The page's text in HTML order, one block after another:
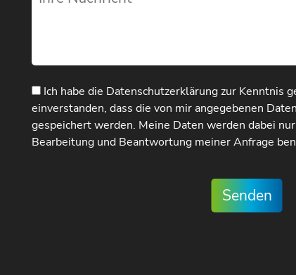
Ich habe die Datenschutzerklärungzur Kenntnis
einverstanden, dass die von mir angegebenen
gespeichert werden. Meine Daten werden dabei
Bearbeitung und Beantwortung meiner Anfrage
Senden